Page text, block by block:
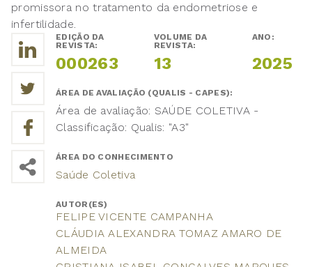
promissora no tratamento da endometriose e
infertilidade.
EDIÇÃO DA
REVISTA:
000263
VOLUME DA
REVISTA:
13
ANO:
2025
ÁREA DE AVALIAÇÃO (QUALIS - CAPES):
Área de avaliação: SAÚDE COLETIVA -
Classificação: Qualis: "A3"
ÁREA DO CONHECIMENTO
Saúde Coletiva
AUTOR(ES)
FELIPE VICENTE CAMPANHA
CLÁUDIA ALEXANDRA TOMAZ AMARO DE
ALMEIDA